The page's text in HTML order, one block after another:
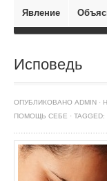
Явление
Исповедь
ОПУБЛИКОВАНО ADMIN ·
ПОМОЩЬ СЕБЕ · TAGGED: